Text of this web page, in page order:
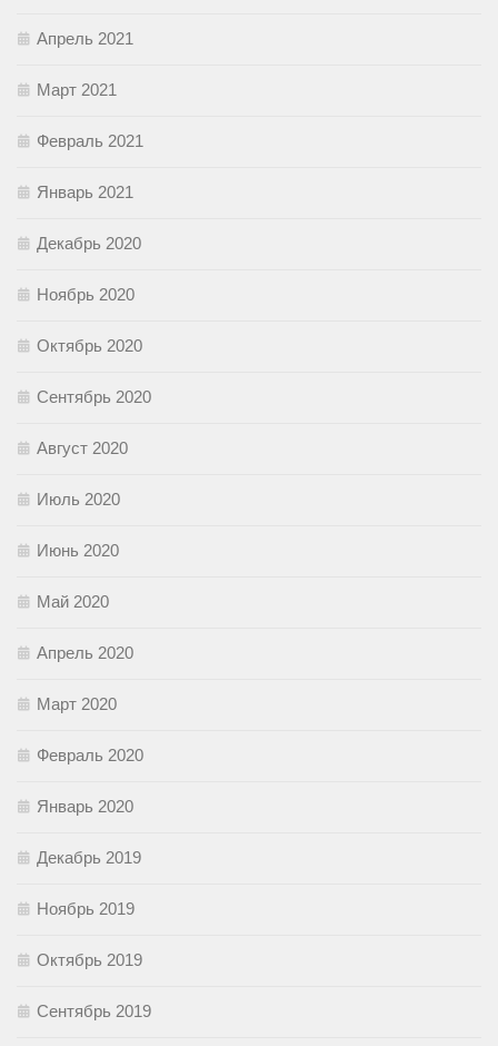
Апрель 2021
Март 2021
Февраль 2021
Январь 2021
Декабрь 2020
Ноябрь 2020
Октябрь 2020
Сентябрь 2020
Август 2020
Июль 2020
Июнь 2020
Май 2020
Апрель 2020
Март 2020
Февраль 2020
Январь 2020
Декабрь 2019
Ноябрь 2019
Октябрь 2019
Сентябрь 2019